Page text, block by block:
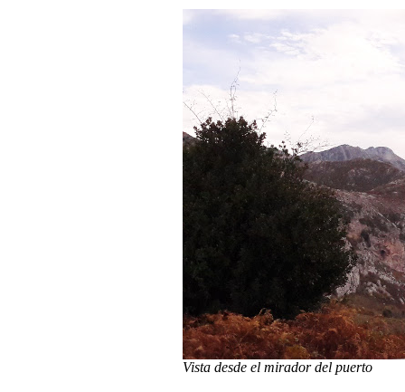
Vista desde el mirador del puerto